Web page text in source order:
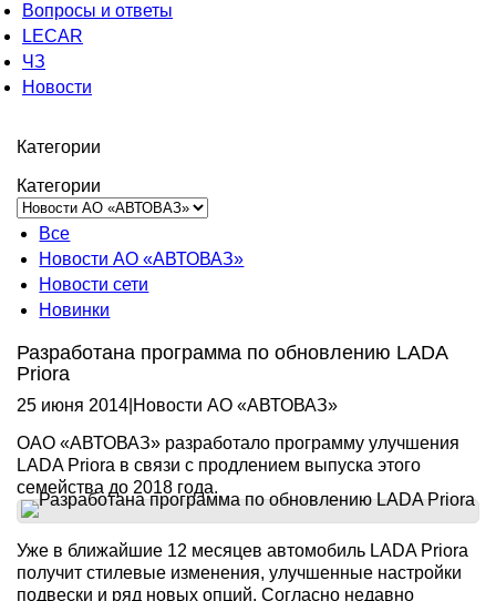
Вопросы и ответы
LECAR
ЧЗ
Новости
Категории
Категории
Все
Новости АО «АВТОВАЗ»
Новости сети
Новинки
Разработана программа по обновлению LADA
Priora
25 июня 2014 Новости АО «АВТОВАЗ»
ОАО «АВТОВАЗ» разработало программу улучшения
LADA Priora в связи с продлением выпуска этого
семейства до 2018 года.
Уже в ближайшие 12 месяцев автомобиль LADA Priora
получит стилевые изменения, улучшенные настройки
подвески и ряд новых опций. Согласно недавно